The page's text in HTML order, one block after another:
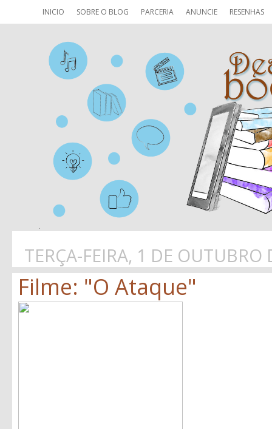
INICIO SOBRE O BLOG PARCERIA ANUNCIE RESENHAS
TERÇA-FEIRA, 1 DE OUTUBRO
Filme: "O Ataque"